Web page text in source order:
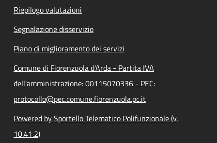
Riepilogo valutazioni
Segnalazione disservizio
Piano di miglioramento dei servizi
Comune di Fiorenzuola d'Arda - Partita IVA
dell'amministrazione: 00115070336 - PEC:
protocollo@pec.comune.fiorenzuola.pc.it
Powered by Sportello Telematico Polifunzionale (v.
10.41.2)